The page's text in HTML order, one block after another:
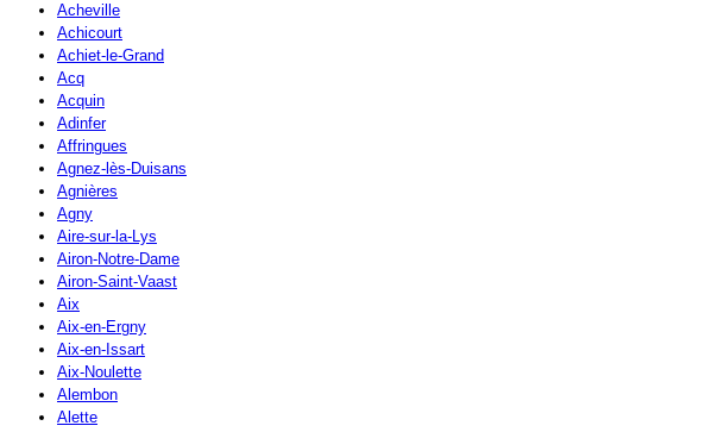
Acheville
Achicourt
Achiet-le-Grand
Acq
Acquin
Adinfer
Affringues
Agnez-lès-Duisans
Agnières
Agny
Aire-sur-la-Lys
Airon-Notre-Dame
Airon-Saint-Vaast
Aix
Aix-en-Ergny
Aix-en-Issart
Aix-Noulette
Alembon
Alette